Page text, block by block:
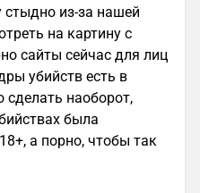
стыдно из-за нашей
на картину с
сайты сейчас для лиц
убийств есть в
наоборот,
была
а порно, чтобы так